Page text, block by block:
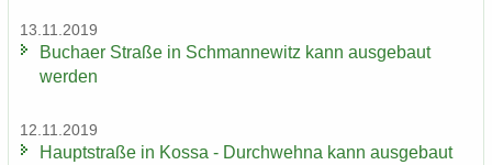
13.11.2019
Bu­ch­a­er Stra­ße in Sch­man­ne­witz kann aus­ge­baut
wer­den
12.11.2019
Haupt­stra­ße in Kossa - Durch­weh­na kann aus­ge­baut